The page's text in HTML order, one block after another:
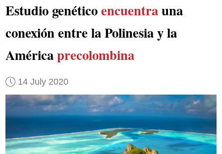
Estudio genéticoencuentrauna
conexión entre la Polinesia y la
Américaprecolombina
14 July 2020